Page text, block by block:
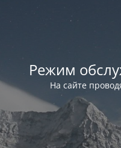
Режим
На сайте